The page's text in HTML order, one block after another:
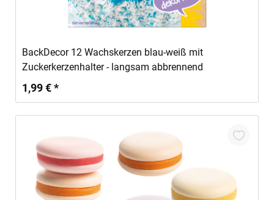
In den Warenkorb
BackDecor 12 Wachskerzen blau-weiß mit
Zuckerkerzenhalter - langsam abbrennend
1,99 € *